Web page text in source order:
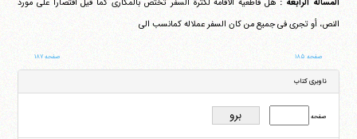
المسالة الرابعة : هل قاطعیة الاقامة لکثرة السفر تختص بالمکاری کما قیل اقتصارا علی مورد
النص، أو تجری فی جمیع من کان السفر عملاله کمانسب الی
صفحه ۱۸۵ صفحه ۱۸۷
ناوبری کتاب
صفحه